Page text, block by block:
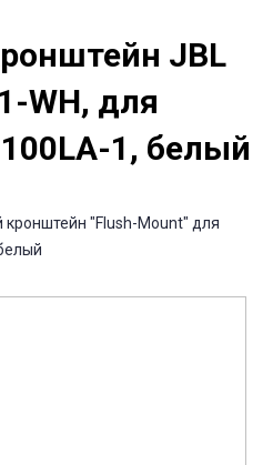
JBL
WH, для
1, белый
кронштейн "Flush-Mount" для